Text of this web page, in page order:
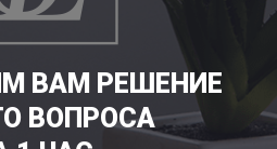
ВАМ РЕШЕНИЕ
ВОПРОСА